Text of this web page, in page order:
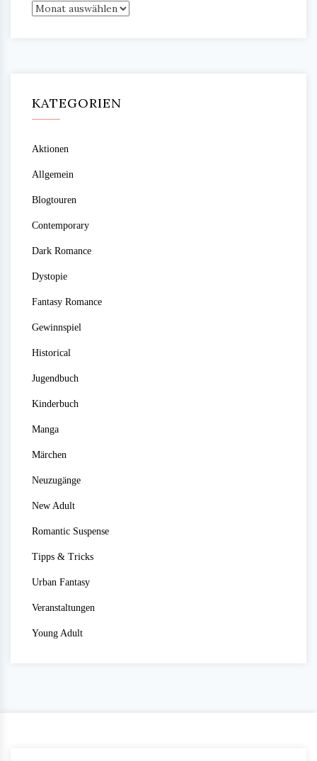
Archiv
KATEGORIEN
Aktionen
Allgemein
Blogtouren
Contemporary
Dark Romance
Dystopie
Fantasy Romance
Gewinnspiel
Historical
Jugendbuch
Kinderbuch
Manga
Märchen
Neuzugänge
New Adult
Romantic Suspense
Tipps & Tricks
Urban Fantasy
Veranstaltungen
Young Adult